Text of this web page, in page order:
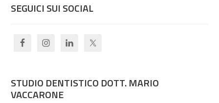
SEGUICI SUI SOCIAL
STUDIO DENTISTICO DOTT. MARIO
VACCARONE